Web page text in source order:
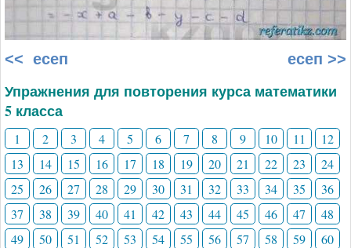
<< есеп есеп >>
Упражнения для повторения курса математики
5 класса
1 2 3 4 5 6 7 8 9 10 11
12
13
14 15 16 17 18 19 20 21 22 23
24
25
26 27 28 29 30 31 32 33 34 35
36
37
38 39 40 41 42 43 44 45 46 47
48
49
50 51 52 53 54 55 56 57 58 59
60